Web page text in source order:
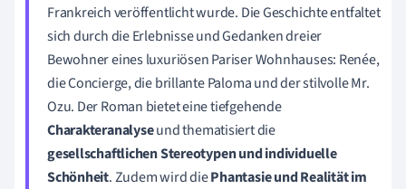
Frankreich veröffentlicht wurde. Die Geschichte entfaltet
sich durch die Erlebnisse und Gedanken dreier
Bewohner eines luxuriösen Pariser Wohnhauses: Renée,
die Concierge, die brillante Paloma und der stilvolle Mr.
Ozu. Der Roman bietet eine tiefgehende
Charakteranalyseund thematisiert die
gesellschaftlichen Stereotypen und individuelle
Schönheit. Zudem wird diePhantasie und Realität im